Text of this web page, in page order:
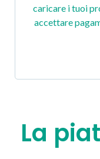
caricare i tuoi
accettare
La